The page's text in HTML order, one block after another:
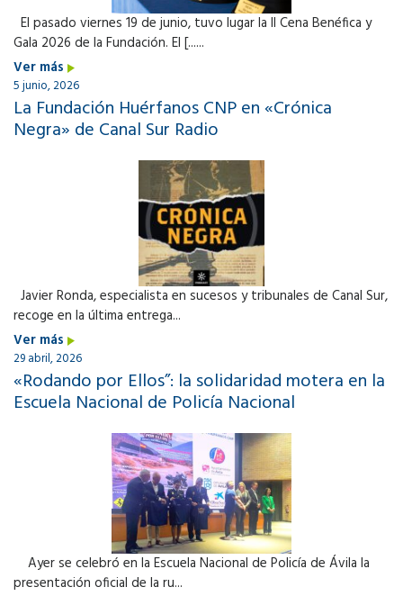
El pasado viernes 19 de junio, tuvo lugar la II Cena Benéfica y
Gala 2026 de la Fundación. El [......
Ver más
5 junio, 2026
La Fundación Huérfanos CNP en «Crónica
Negra» de Canal Sur Radio
Javier Ronda, especialista en sucesos y tribunales de Canal Sur,
recoge en la última entrega...
Ver más
29 abril, 2026
«Rodando por Ellos”: la solidaridad motera en la
Escuela Nacional de Policía Nacional
Ayer se celebró en la Escuela Nacional de Policía de Ávila la
presentación oficial de la ru...